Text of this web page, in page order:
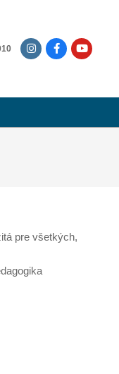
pre všetkých,